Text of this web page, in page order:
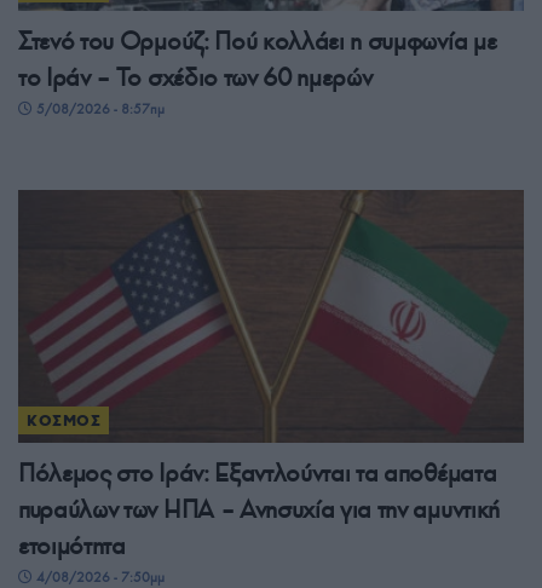
Στενό του Ορμούζ: Πού κολλάει η συμφωνία με
το Ιράν – Το σχέδιο των 60 ημερών
5/08/2026 - 8:57πμ
ΚΟΣΜΟΣ
Πόλεμος στο Ιράν: Εξαντλούνται τα αποθέματα
πυραύλων των ΗΠΑ – Ανησυχία για την αμυντική
ετοιμότητα
4/08/2026 - 7:50μμ